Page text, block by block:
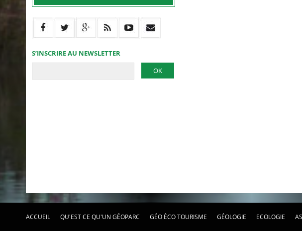
S’INSCRIRE AU NEWSLETTER
ACCUEIL QU'EST CE QU'UN GÉOPARC GÉO ÉCO TOURISME GÉOLOGIE ECOLOGIE